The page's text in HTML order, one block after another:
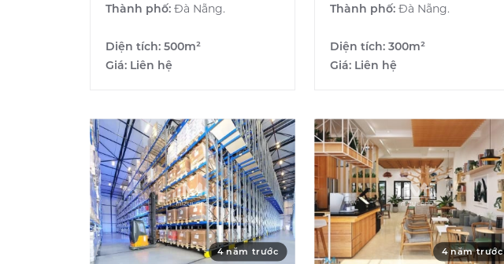
Thành phố: Đà Nẵng.
Diện tích:500m²
Giá: Liên hệ
Thành phố: Đà Nẵng.
Diện tích:300m²
Giá: Liên hệ
4 năm trước 4 năm trước